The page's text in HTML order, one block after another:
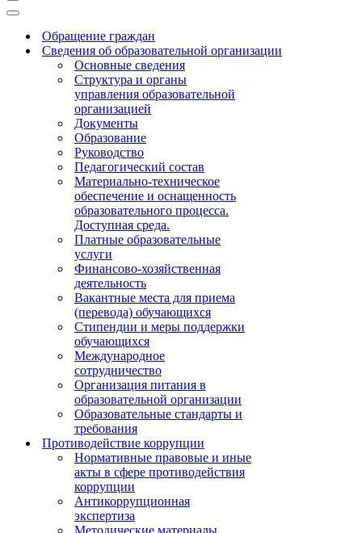
Меню
навигации
Меню
навигацииОбращение граждан
Сведения об образовательной организации
Основные сведения
Структура и органы
управления образовательной
организацией
Документы
Образование
Руководство
Педагогический состав
Материально-техническое
обеспечение и оснащенность
образовательного процесса.
Доступная среда.
Платные образовательные
услуги
Финансово-хозяйственная
деятельность
Вакантные места для приема
(перевода) обучающихся
Стипендии и меры поддержки
обучающихся
Международное
сотрудничество
Организация питания в
образовательной организации
Образовательные стандарты и
требования
Противодействие коррупции
Нормативные правовые и иные
акты в сфере противодействия
коррупции
Антикоррупционная
экспертиза
Методические материалы